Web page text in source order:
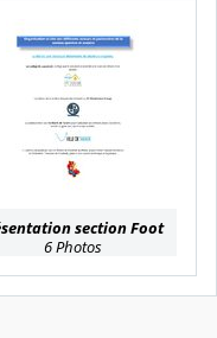
section Foot
6 Photos